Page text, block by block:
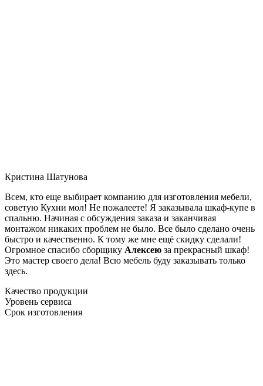
Кристина Шатунова
Всем, кто еще выбирает компанию для изготовления мебели,
советую Кухни мол! Не пожалеете! Я заказывала шкаф-купе в
спальню. Начиная с обсуждения заказа и заканчивая
монтажом никаких проблем не было. Все было сделано очень
быстро и качественно. К тому же мне ещё скидку сделали!
Огромное спасибо сборщику Алексею за прекрасный шкаф!
Это мастер своего дела! Всю мебель буду заказывать только
здесь.
Качество продукции
Уровень сервиса
Срок изготовления